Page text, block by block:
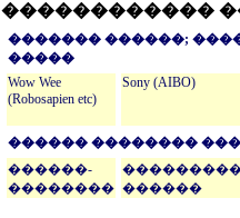
������������
������� ������;
�����
Wow Wee
(Robosapien etc)
Sony (AIBO)
������ ��������
������-
�������� ������